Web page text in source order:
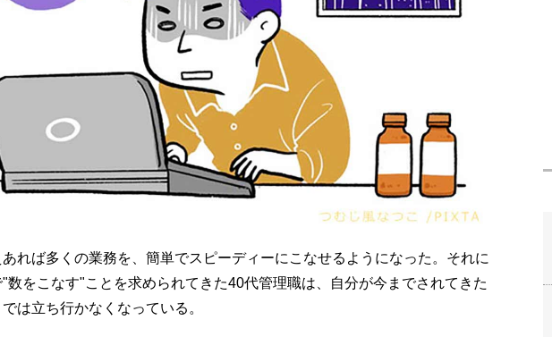
れば多くの業務を、簡単でスピーディーにこなせるようになった。それに
数をこなす"ことを求められてきた40代管理職は、自分が今までされてきた
は立ち行かなくなっている。